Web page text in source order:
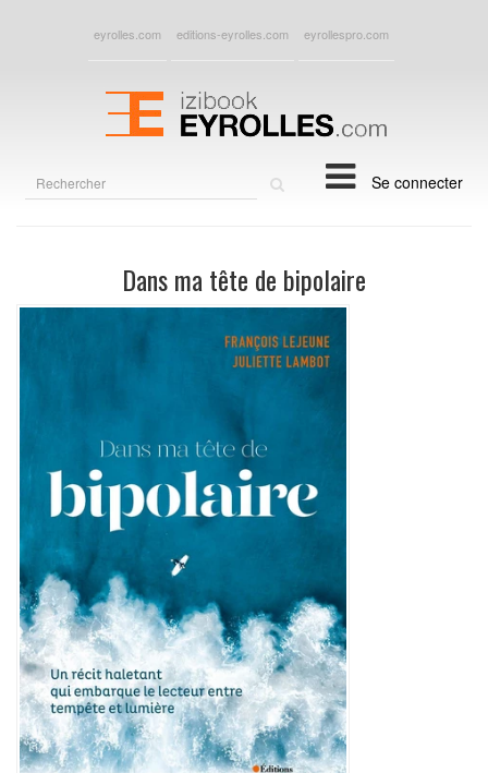
eyrolles.com editions-eyrolles.com eyrollespro.com
Se connecter
Dans ma tête de bipolaire